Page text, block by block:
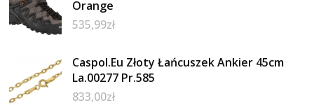
Orange
535,99zł
Caspol.Eu Złoty Łańcuszek Ankier 45cm
La.00277 Pr.585
833,00zł